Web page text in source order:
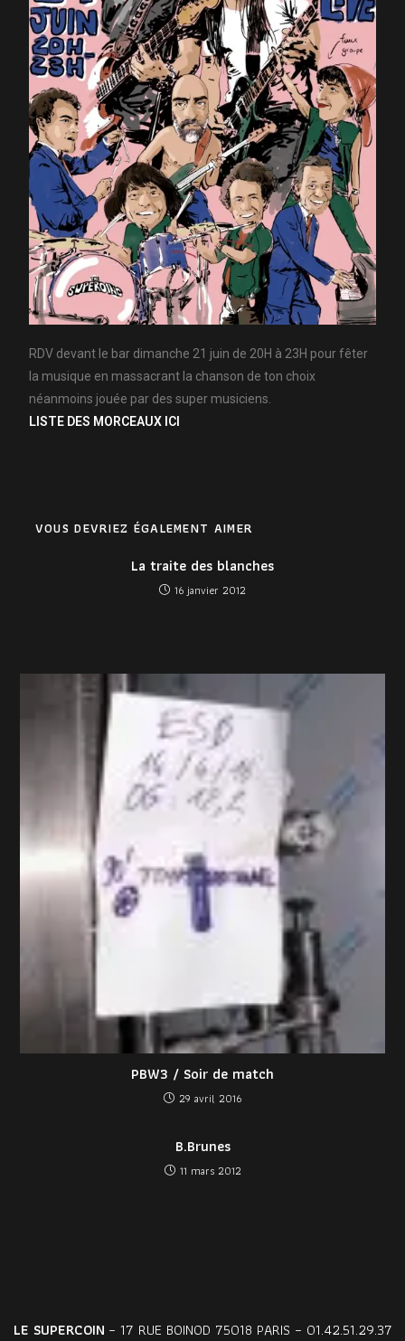
RDV devant le bar dimanche 21 juin de 20H à 23H pour fêter
la musique en massacrant la chanson de ton choix
néanmoins jouée par des super musiciens.
LISTE DES MORCEAUX ICI
VOUS DEVRIEZ ÉGALEMENT AIMER
La traite des blanches
16 janvier 2012
PBW3 / Soir de match
29 avril 2016
B.Brunes
11 mars 2012
LE SUPERCOIN – 17 RUE BOINOD 75018 PARIS – 01.42.51.29.37